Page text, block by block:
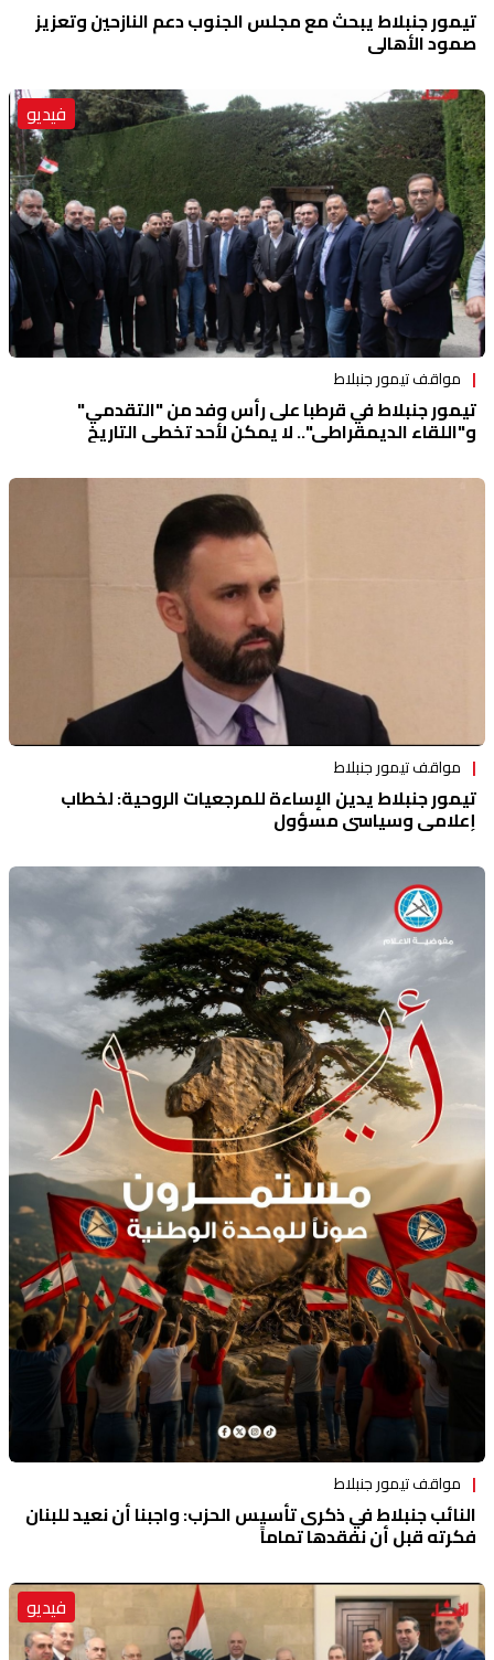
تيمور جنبلاط يبحث مع مجلس الجنوب دعم النازحين وتعزيز
صمود الأهالي
فيديو
مواقف تيمور جنبلاط
تيمور جنبلاط في قرطبا على رأس وفد من "التقدمي"
و"اللقاء الديمقراطي".. لا يمكن لأحد تخطي التاريخ
مواقف تيمور جنبلاط
تيمور جنبلاط يدين الإساءة للمرجعيات الروحية: لخطاب
إعلامي وسياسي مسؤول
مواقف تيمور جنبلاط
النائب جنبلاط في ذكرى تأسيس الحزب: واجبنا أن نعيد للبنان
فكرته قبل أن نفقدها تماماً
فيديو